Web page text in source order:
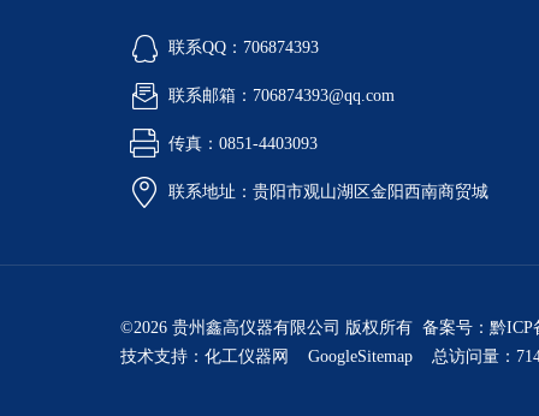
联系QQ：706874393
联系邮箱：706874393@qq.com
传真：0851-4403093
联系地址：贵阳市观山湖区金阳西南商贸城
©2026 贵州鑫高仪器有限公司 版权所有 备案号： 黔ICP
技术支持： 化工仪器网 GoogleSitemap 总访问量：